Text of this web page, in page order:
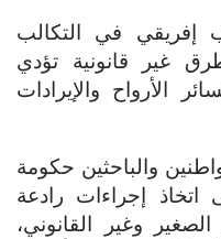
إفريقي في التكالب
غير قانونية تؤدي
الأرواح والإيرادات
والباحثين حكومة
اتخاذ إجراءات رادعة
وغير القانوني،